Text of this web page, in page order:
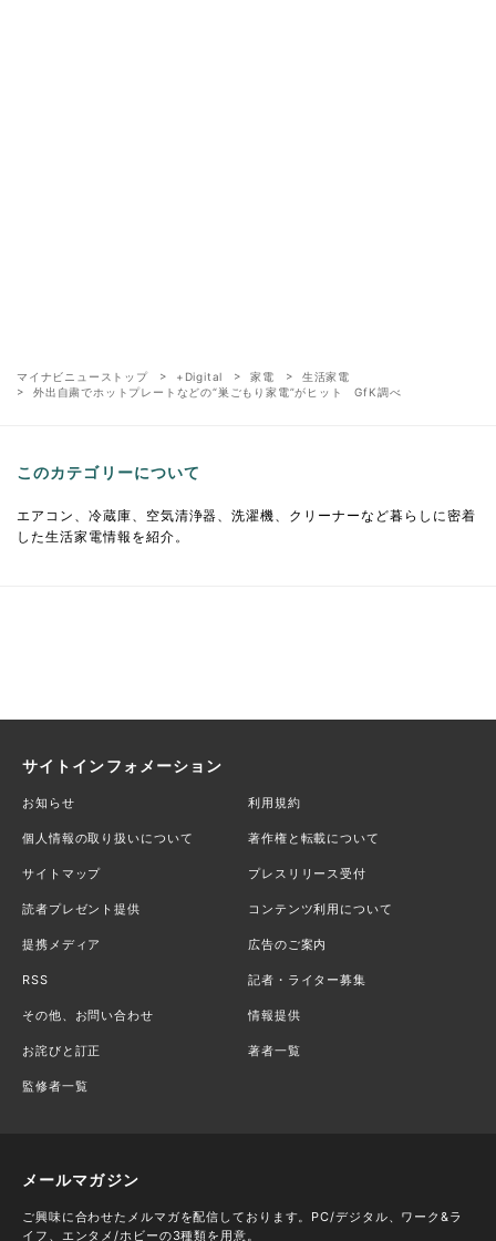
マイナビニューストップ +Digital 家電
生活家電
外出自粛でホットプレートなどの“巣ごもり家電”がヒット GfK調べ
このカテゴリーについて
エアコン、冷蔵庫、空気清浄器、洗濯機、クリーナーなど暮らしに密着
した生活家電情報を紹介。
サイトインフォメーション
お知らせ 利用規約
個人情報の取り扱いについて 著作権と転載について
サイトマップ プレスリリース受付
読者プレゼント提供 コンテンツ利用について
提携メディア 広告のご案内
RSS 記者・ライター募集
その他、お問い合わせ 情報提供
お詫びと訂正 著者一覧
監修者一覧
メールマガジン
ご興味に合わせたメルマガを配信しております。PC/デジタル、ワーク&ラ
イフ、エンタメ/ホビーの3種類を用意。